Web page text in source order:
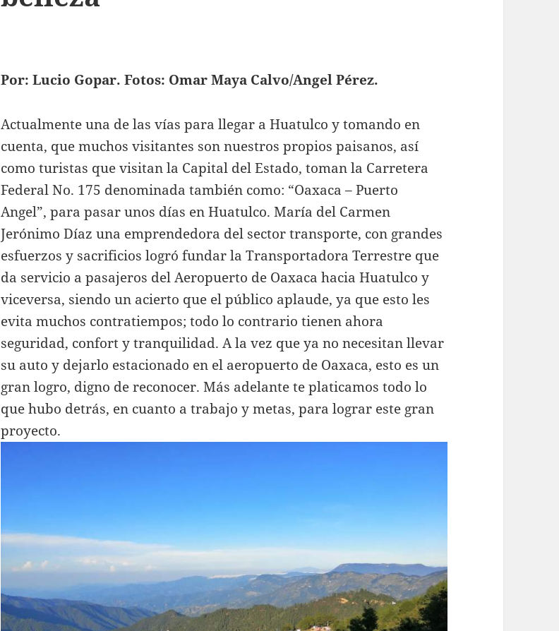
Por: Lucio Gopar. Fotos: Omar Maya Calvo/Angel Pérez.
Actualmente una de las vías para llegar a Huatulco y tomando en
cuenta, que muchos visitantes son nuestros propios paisanos, así
como turistas que visitan la Capital del Estado, toman la Carretera
Federal No. 175 denominada también como: “Oaxaca – Puerto
Angel”, para pasar unos días en Huatulco. María del Carmen
Jerónimo Díaz una emprendedora del sector transporte, con grandes
esfuerzos y sacrificios logró fundar la Transportadora Terrestre que
da servicio a pasajeros del Aeropuerto de Oaxaca hacia Huatulco y
viceversa, siendo un acierto que el público aplaude, ya que esto les
evita muchos contratiempos; todo lo contrario tienen ahora
seguridad, confort y tranquilidad. A la vez que ya no necesitan llevar
su auto y dejarlo estacionado en el aeropuerto de Oaxaca, esto es un
gran logro, digno de reconocer. Más adelante te platicamos todo lo
que hubo detrás, en cuanto a trabajo y metas, para lograr este gran
proyecto.